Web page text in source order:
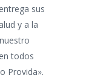
sus
y a la
todos
Provida».